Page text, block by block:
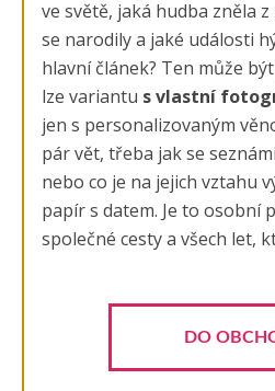
ve světě, jaká hudba zněla
se narodily a jaké události
hlavní článek? Ten může
lze variantu s vlastní
jen s personalizovaným
pár vět, třeba jak se
nebo co je na jejich vztahu
papír s datem. Je to osobní
společné cesty a všech let,
DO